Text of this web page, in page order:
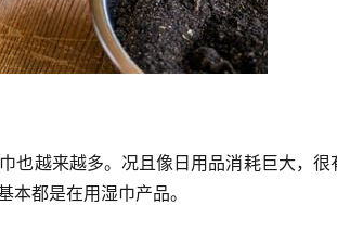
也越来越多。况且像日用品消耗巨大，很
都是在用湿巾产品。